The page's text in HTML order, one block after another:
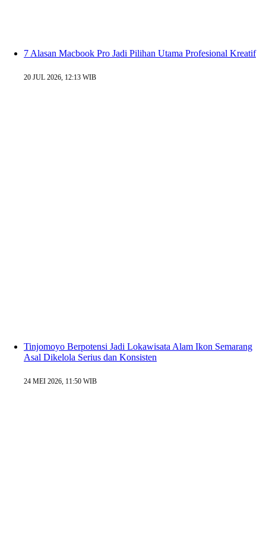
7 Alasan Macbook Pro Jadi Pilihan Utama Profesional Kreatif
20 JUL 2026, 12:13 WIB
Tinjomoyo Berpotensi Jadi Lokawisata Alam Ikon Semarang
Asal Dikelola Serius dan Konsisten
24 MEI 2026, 11:50 WIB